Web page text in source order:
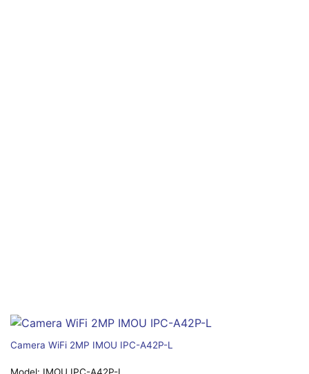
Camera WiFi 2MP IMOU IPC-A42P-L